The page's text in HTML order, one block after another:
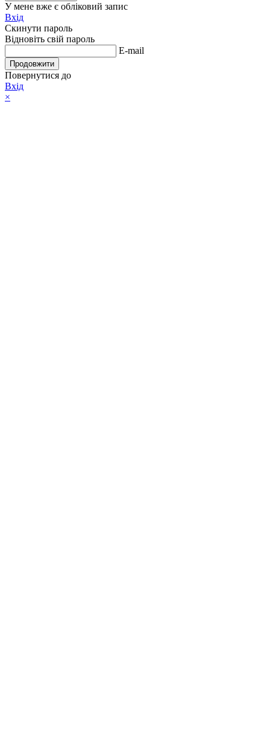
У мене вже є обліковий запис
Вхід
Скинути пароль
Відновіть свій пароль
E-mail
Продовжити
Повернутися до
Вхід
×